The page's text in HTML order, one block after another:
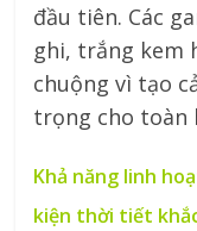
đầu tiên. Các
ghi, trắng kem
chuộng vì tạo
trọng cho toàn
Khả năng linh
kiện thời tiết